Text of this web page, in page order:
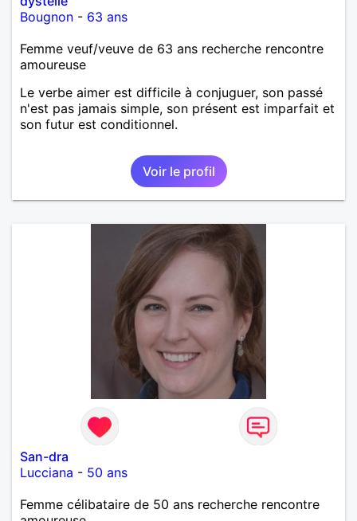
Bougnon - 63 ans
Femme veuf/veuve de 63 ans recherche rencontre
amoureuse
Le verbe aimer est difficile à conjuguer, son passé
n'est pas jamais simple, son présent est imparfait et
son futur est conditionnel.
Voir le profil
San-dra
Lucciana - 50 ans
Femme célibataire de 50 ans recherche rencontre